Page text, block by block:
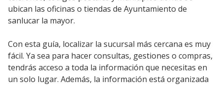
ubican las oficinas o tiendas de Ayuntamiento de
sanlucar la mayor.
Con esta guía, localizar la sucursal más cercana es muy
fácil. Ya sea para hacer consultas, gestiones o compras,
tendrás acceso a toda la información que necesitas en
un solo lugar. Además, la información está organizada